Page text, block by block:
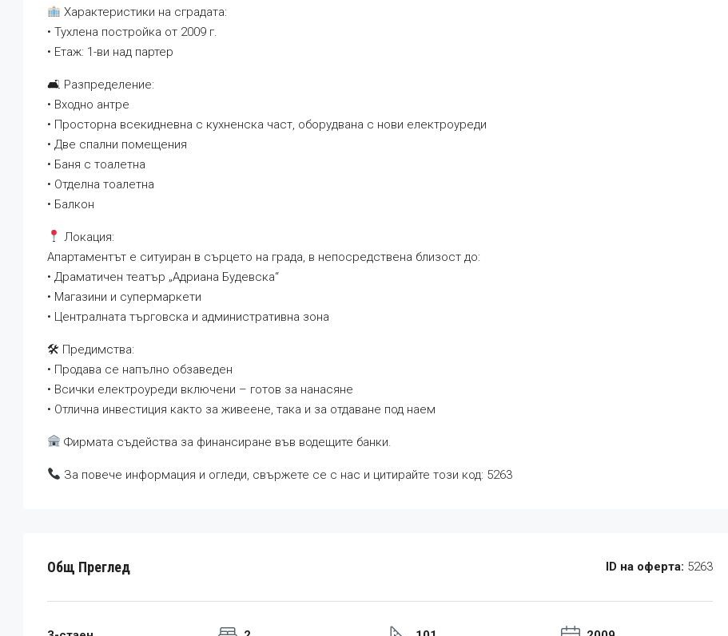
Характеристики на сградата:
• Тухлена постройка от 2009 г.
• Етаж: 1-ви над партер
🛋 Разпределение:
• Входно антре
• Просторна всекидневна с кухненска част, оборудвана с нови електроуреди
• Две спални помещения
• Баня с тоалетна
• Отделна тоалетна
• Балкон
Локация:
Апартаментът е ситуиран в сърцето на града, в непосредствена близост до:
• Драматичен театър „Адриана Будевска“
• Магазини и супермаркети
• Централната търговска и административна зона
🛠 Предимства:
• Продава се напълно обзаведен
• Всички електроуреди включени – готов за нанасяне
• Отлична инвестиция както за живеене, така и за отдаване под наем
Фирмата съдейства за финансиране във водещите банки.
За повече информация и огледи, свържете се с нас и цитирайте този код: 5263
Общ Преглед ID на оферта: 5263